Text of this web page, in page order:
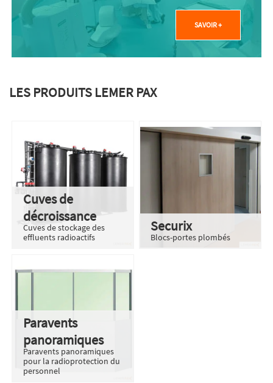
SAVOIR +
LES PRODUITS LEMER PAX
Cuves de
décroissance
Cuves de stockage des
effluents radioactifs
Securix
Blocs-portes plombés
Paravents
panoramiques
Paravents panoramiques
pour la radioprotection du
personnel